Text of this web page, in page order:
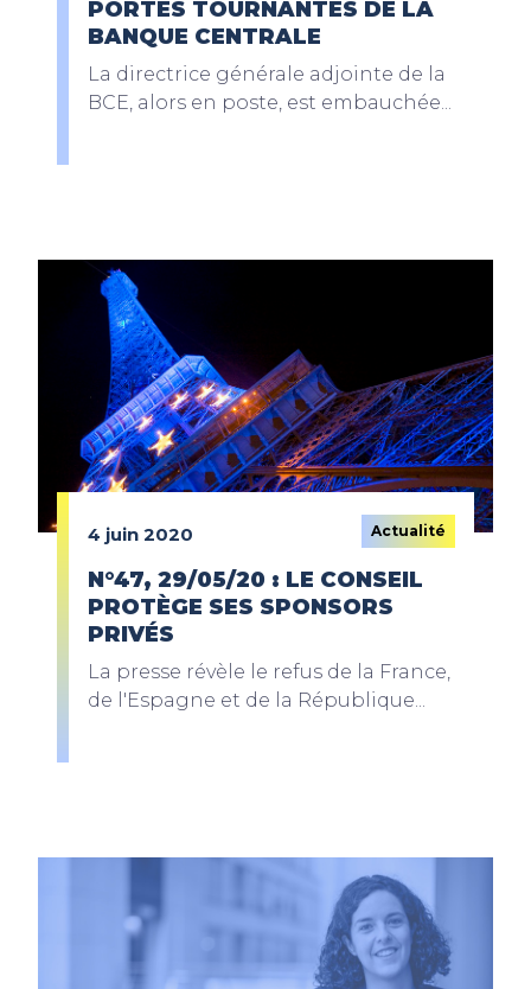
PORTES TOURNANTES DE LA
BANQUE CENTRALE
La directrice générale adjointe de la
BCE, alors en poste, est embauchée...
4 juin 2020 Actualité
N°47, 29/05/20 : LE CONSEIL
PROTÈGE SES SPONSORS
PRIVÉS
La presse révèle le refus de la France,
de l'Espagne et de la République...